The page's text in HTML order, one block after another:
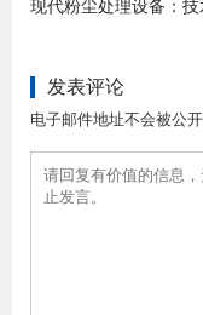
现代粉尘处理设备：
发表评论
电子邮件地址不会被公